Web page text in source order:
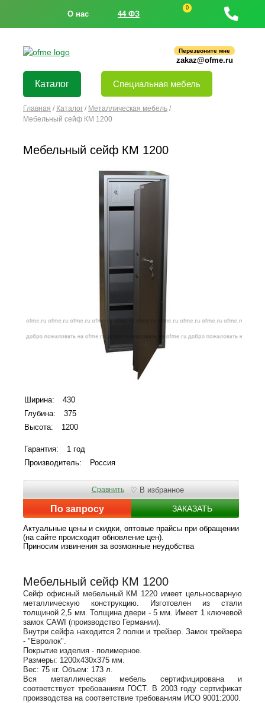
О нас 44 ФЗ
0
Перезвоните мне
zakaz@ofme.ru
Каталог Специальная мебель
Главная / Каталог / Металлическая мебель /
Мебельный сейф КМ 1200
Мебельный сейф КМ 1200
Ширина:
430
Глубина:
375
Высота:
1200
Гарантия:
1 год
Производитель:
Россия
По запросу ЗАКАЗАТЬ
Сравнить ♡ В избранное
Актуальные цены и скидки, оптовые прайсы при обращении
(на сайте происходит обновление цен).
Приносим извинения за возможные неудобства
Мебельный сейф КМ 1200
Сейф офисный мебельный КМ 1220 имеет цельносварную
металлическую конструкцию. Изготовлен из стали
толщиной 2,5 мм. Толщина двери - 5 мм. Имеет 1 ключевой
замок CAWI (производство Германии).
Внутри сейфа находится 2 полки и трейзер. Замок трейзера
- "Евролок".
Покрытие изделия - полимерное.
Размеры: 1200х430х375 мм.
Вес: 75 кг. Объем: 173 л.
Вся металлическая мебель сертифицирована и
соответствует требованиям ГОСТ. В 2003 году сертификат
производства на соответствие требованиям ИСО 9001:2000.